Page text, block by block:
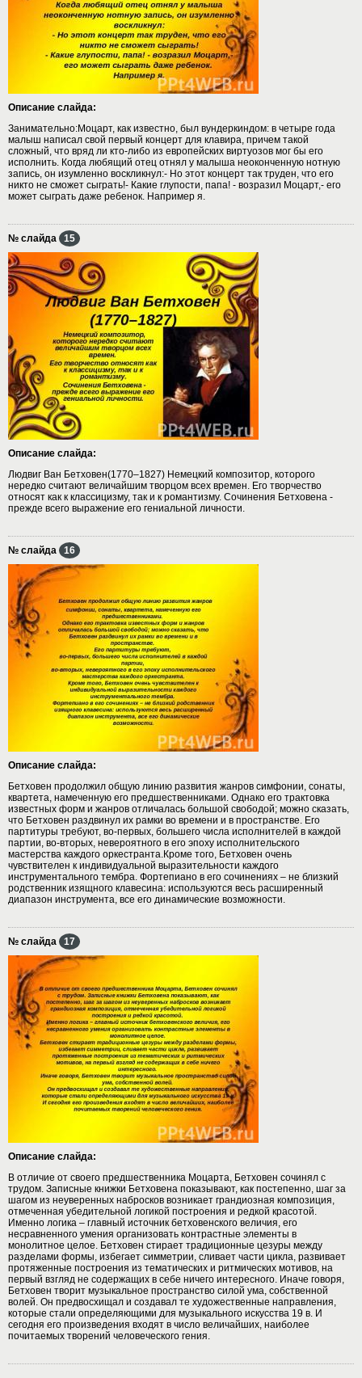
Описание слайда:
Занимательно:Моцарт, как известно, был вундеркиндом: в четыре года
малыш написал свой первый концерт для клавира, причем такой
сложный, что вряд ли кто-либо из европейских виртуозов мог бы его
исполнить. Когда любящий отец отнял у малыша неоконченную нотную
запись, он изумленно воскликнул:- Но этот концерт так труден, что его
никто не сможет сыграть!- Какие глупости, папа! - возразил Моцарт,- его
может сыграть даже ребенок. Например я.
№ слайда 15
Описание слайда:
Людвиг Ван Бетховен(1770–1827) Немецкий композитор, которого
нередко считают величайшим творцом всех времен. Его творчество
относят как к классицизму, так и к романтизму. Сочинения Бетховена -
прежде всего выражение его гениальной личности.
№ слайда 16
Описание слайда:
Бетховен продолжил общую линию развития жанров симфонии, сонаты,
квартета, намеченную его предшественниками. Однако его трактовка
известных форм и жанров отличалась большой свободой; можно сказать,
что Бетховен раздвинул их рамки во времени и в пространстве. Его
партитуры требуют, во-первых, большего числа исполнителей в каждой
партии, во-вторых, невероятного в его эпоху исполнительского
мастерства каждого оркестранта.Кроме того, Бетховен очень
чувствителен к индивидуальной выразительности каждого
инструментального тембра. Фортепиано в его сочинениях – не близкий
родственник изящного клавесина: используются весь расширенный
диапазон инструмента, все его динамические возможности.
№ слайда 17
Описание слайда:
В отличие от своего предшественника Моцарта, Бетховен сочинял с
трудом. Записные книжки Бетховена показывают, как постепенно, шаг за
шагом из неуверенных набросков возникает грандиозная композиция,
отмеченная убедительной логикой построения и редкой красотой.
Именно логика – главный источник бетховенского величия, его
несравненного умения организовать контрастные элементы в
монолитное целое. Бетховен стирает традиционные цезуры между
разделами формы, избегает симметрии, сливает части цикла, развивает
протяженные построения из тематических и ритмических мотивов, на
первый взгляд не содержащих в себе ничего интересного. Иначе говоря,
Бетховен творит музыкальное пространство силой ума, собственной
волей. Он предвосхищал и создавал те художественные направления,
которые стали определяющими для музыкального искусства 19 в. И
сегодня его произведения входят в число величайших, наиболее
почитаемых творений человеческого гения.